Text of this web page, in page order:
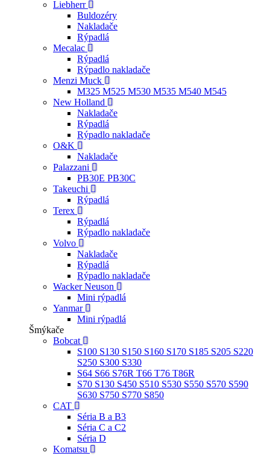
Liebherr
Buldozéry
Nakladače
Rýpadlá
Mecalac
Rýpadlá
Rýpadlo nakladače
Menzi Muck
M325 M525 M530 M535 M540 M545
New Holland
Nakladače
Rýpadlá
Rýpadlo nakladače
O&K
Nakladače
Palazzani
PB30E PB30C
Takeuchi
Rýpadlá
Terex
Rýpadlá
Rýpadlo nakladače
Volvo
Nakladače
Rýpadlá
Rýpadlo nakladače
Wacker Neuson
Mini rýpadlá
Yanmar
Mini rýpadlá
Šmýkače
Bobcat
S100 S130 S150 S160 S170 S185 S205 S220
S250 S300 S330
S64 S66 S76R T66 T76 T86R
S70 S130 S450 S510 S530 S550 S570 S590
S630 S750 S770 S850
CAT
Séria B a B3
Séria C a C2
Séria D
Komatsu